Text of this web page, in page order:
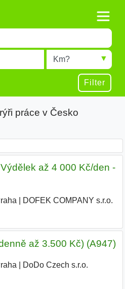
results.
results.
Radius
Filter
práce v Česko
až 4 000 Kč/den -
DOFEK COMPANY s.r.o.
až 3.500 Kč) (A947)
DoDo Czech s.r.o.